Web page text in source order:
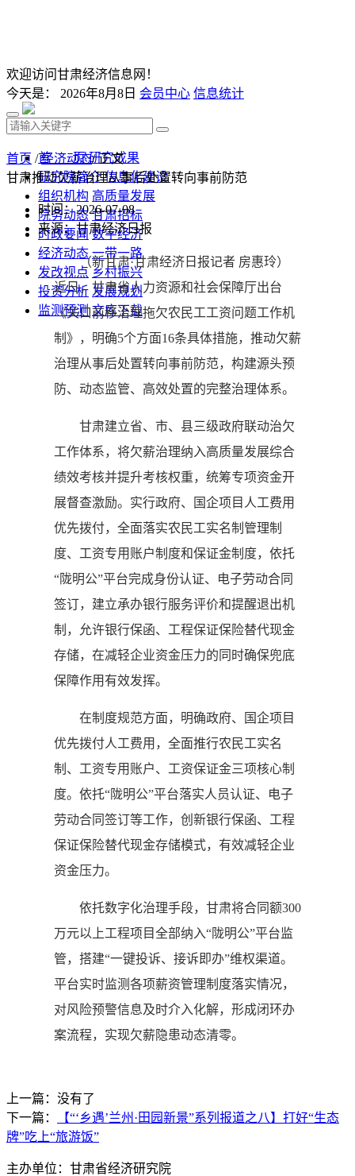
欢迎访问甘肃经济信息网！
今天是： 2026年8月8日 会员中心 信息统计
首 页 研究成果
研究院简介 信息化建设
组织机构 高质量发展
院务动态 甘肃招标
时政要闻 数字经济
经济动态 一带一路
发改视点 乡村振兴
投资分析 发展规划
监测预测 文库下载
首页 /经济动态/ 正文
甘肃推动欠薪治理从事后处置转向事前防范
时间：2026-07-08
来源：甘肃经济日报
（新甘肃·甘肃经济日报记者 房惠玲）
近日，甘肃省人力资源和社会保障厅出台
《关口前移治理拖欠农民工工资问题工作机
制》，明确5个方面16条具体措施，推动欠薪
治理从事后处置转向事前防范，构建源头预
防、动态监管、高效处置的完整治理体系。
甘肃建立省、市、县三级政府联动治欠
工作体系，将欠薪治理纳入高质量发展综合
绩效考核并提升考核权重，统筹专项资金开
展督查激励。实行政府、国企项目人工费用
优先拨付，全面落实农民工实名制管理制
度、工资专用账户制度和保证金制度，依托
“陇明公”平台完成身份认证、电子劳动合同
签订，建立承办银行服务评价和提醒退出机
制，允许银行保函、工程保证保险替代现金
存储，在减轻企业资金压力的同时确保兜底
保障作用有效发挥。
在制度规范方面，明确政府、国企项目
优先拨付人工费用，全面推行农民工实名
制、工资专用账户、工资保证金三项核心制
度。依托“陇明公”平台落实人员认证、电子
劳动合同签订等工作，创新银行保函、工程
保证保险替代现金存储模式，有效减轻企业
资金压力。
依托数字化治理手段，甘肃将合同额300
万元以上工程项目全部纳入“陇明公”平台监
管，搭建“一键投诉、接诉即办”维权渠道。
平台实时监测各项薪资管理制度落实情况，
对风险预警信息及时介入化解，形成闭环办
案流程，实现欠薪隐患动态清零。
上一篇：没有了
下一篇：
【“‘乡遇’兰州·田园新景”系列报道之八】打好“生态
牌”吃上“旅游饭”
主办单位：甘肃省经济研究院